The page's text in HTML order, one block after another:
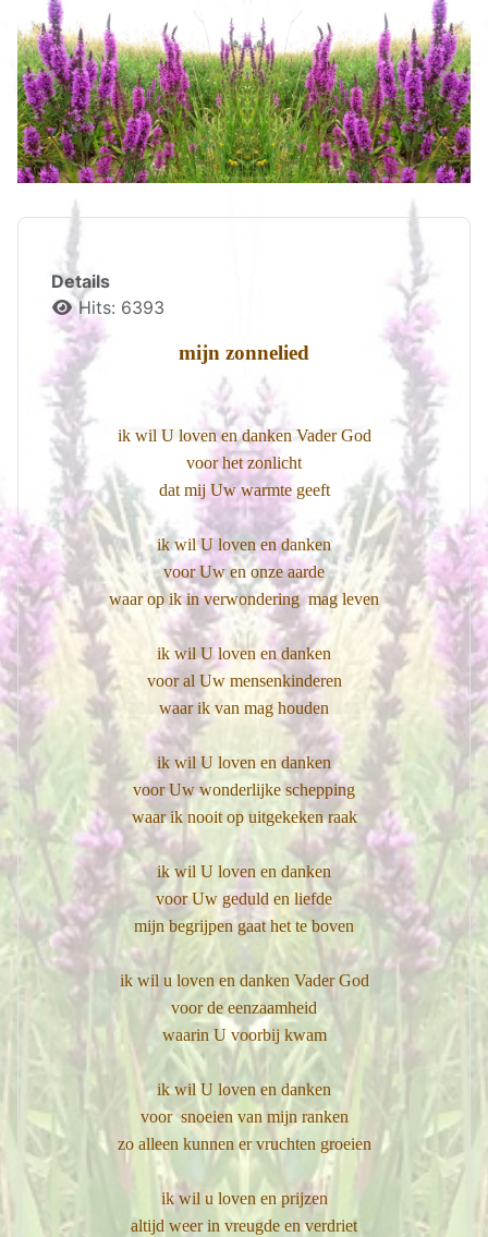
Details
Hits: 6393
mijn zonnelied
ik wil U loven en danken Vader God
voor het zonlicht
dat mij Uw warmte geeft
ik wil U loven en danken
voor Uw en onze aarde
waar op ik in verwondering mag leven
ik wil U loven en danken
voor al Uw mensenkinderen
waar ik van mag houden
ik wil U loven en danken
voor Uw wonderlijke schepping
waar ik nooit op uitgekeken raak
ik wil U loven en danken
voor Uw geduld en liefde
mijn begrijpen gaat het te boven
ik wil u loven en danken Vader God
voor de eenzaamheid
waarin U voorbij kwam
ik wil U loven en danken
voor snoeien van mijn ranken
zo alleen kunnen er vruchten groeien
ik wil u loven en prijzen
altijd weer in vreugde en verdriet